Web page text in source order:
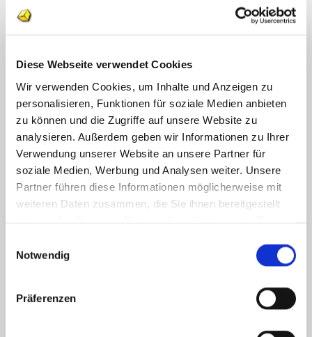
Diese Webseite verwendet Cookies
Wir verwenden Cookies, um Inhalte und Anzeigen zu
personalisieren, Funktionen für soziale Medien anbieten
zu können und die Zugriffe auf unsere Website zu
analysieren. Außerdem geben wir Informationen zu Ihrer
Verwendung unserer Website an unsere Partner für
soziale Medien, Werbung und Analysen weiter. Unsere
Partner führen diese Informationen möglicherweise mit
weiteren Daten zusammen, die Sie ihnen bereitgestellt
Notwendig
Präferenzen
Konzentration / Wahrnehmung
Deutsch
Anfangsunterricht
Silben lesen
Mathematik
Anfangsunterricht
Zahlenraum bis 10
Zahlenraum 100
Multiplikation
Farben und Formen
Geld
Größen
Fertiges Material